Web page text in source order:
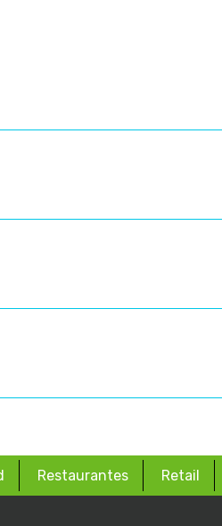
Restaurantes Retail